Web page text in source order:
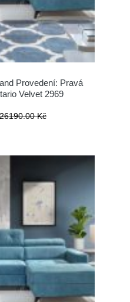
Provedení: Pravá
Velvet 2969
26190.00 Kč